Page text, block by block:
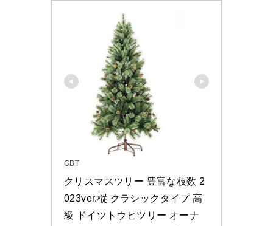
GBT
クリスマスツリー 豊富な枝数 2
023ver.樅 クラシックタイプ 高
級 ドイツトウヒツリー オーナ